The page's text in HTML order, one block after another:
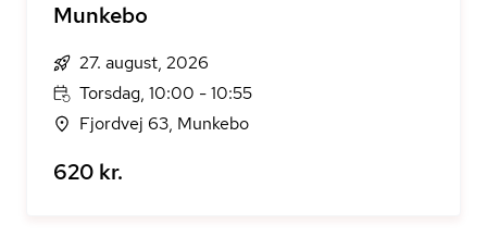
Munkebo
27. august, 2026
Torsdag, 10:00 - 10:55
Fjordvej 63, Munkebo
620 kr.